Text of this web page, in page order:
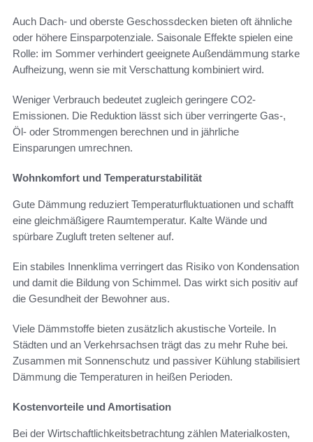
Auch Dach- und oberste Geschossdecken bieten oft ähnliche
oder höhere Einsparpotenziale. Saisonale Effekte spielen eine
Rolle: im Sommer verhindert geeignete Außendämmung starke
Aufheizung, wenn sie mit Verschattung kombiniert wird.
Weniger Verbrauch bedeutet zugleich geringere CO2-
Emissionen. Die Reduktion lässt sich über verringerte Gas-,
Öl- oder Strommengen berechnen und in jährliche
Einsparungen umrechnen.
Wohnkomfort und Temperaturstabilität
Gute Dämmung reduziert Temperaturfluktuationen und schafft
eine gleichmäßigere Raumtemperatur. Kalte Wände und
spürbare Zugluft treten seltener auf.
Ein stabiles Innenklima verringert das Risiko von Kondensation
und damit die Bildung von Schimmel. Das wirkt sich positiv auf
die Gesundheit der Bewohner aus.
Viele Dämmstoffe bieten zusätzlich akustische Vorteile. In
Städten und an Verkehrsachsen trägt das zu mehr Ruhe bei.
Zusammen mit Sonnenschutz und passiver Kühlung stabilisiert
Dämmung die Temperaturen in heißen Perioden.
Kostenvorteile und Amortisation
Bei der Wirtschaftlichkeitsbetrachtung zählen Materialkosten,